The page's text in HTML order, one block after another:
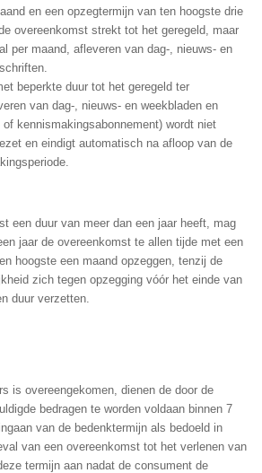
en een opzegtermijn van ten hoogste drie
overeenkomst strekt tot het geregeld, maar
per maand, afleveren van dag-, nieuws- en
beperkte duur tot het geregeld ter
van dag-, nieuws- en weekbladen en
kennismakingsabonnement) wordt niet
en eindigt automatisch na afloop van de
een duur van meer dan een jaar heeft, mag
jaar de overeenkomst te allen tijde met een
hoogste een maand opzeggen, tenzij de
zich tegen opzegging vóór het einde van
duur verzetten.
is overeengekomen, dienen de door de
bedragen te worden voldaan binnen 7
van de bedenktermijn als bedoeld in
van een overeenkomst tot het verlenen van
termijn aan nadat de consument de